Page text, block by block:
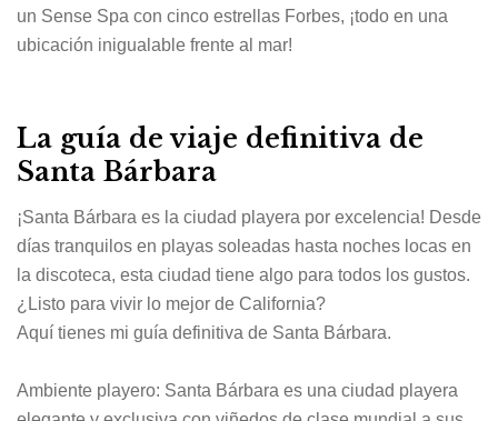
un Sense Spa con cinco estrellas Forbes, ¡todo en una
ubicación inigualable frente al mar!
La guía de viaje definitiva de
Santa Bárbara
¡Santa Bárbara es la ciudad playera por excelencia! Desde
días tranquilos en playas soleadas hasta noches locas en
la discoteca, esta ciudad tiene algo para todos los gustos.
¿Listo para vivir lo mejor de California?
Aquí tienes mi guía definitiva de Santa Bárbara.
Ambiente playero: Santa Bárbara es una ciudad playera